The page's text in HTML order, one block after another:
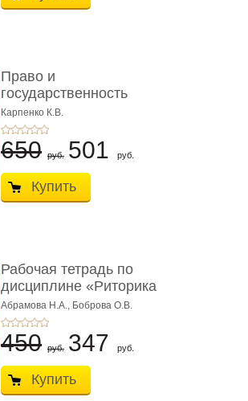
Право и
государственность
Древнего Двуречья. �
...
Карпенко К.В.
650 руб. 501 руб.
Купить
Рабочая тетрадь по
дисциплине «Риторика
для ю� ...
Абрамова Н.А., Боброва О.В.
450 руб. 347 руб.
Купить